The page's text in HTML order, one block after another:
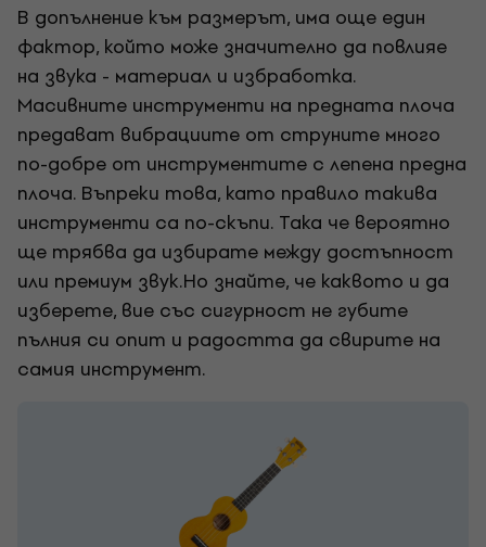
В допълнение към размерът, има още един
фактор, който може значително да повлияе
на звука - материал и избработка.
Масивните инструменти на предната плоча
предават вибрациите от струните много
по-добре от инструментите с лепена предна
плоча. Въпреки това, като правило такива
инструменти са по-скъпи. Така че вероятно
ще трябва да избирате между достъпност
или премиум звук.Но знайте, че каквото и да
изберете, вие със сигурност не губите
пълния си опит и радостта да свирите на
самия инструмент.